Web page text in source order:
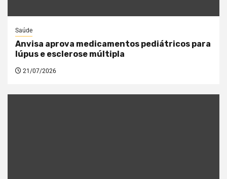
Saúde
Anvisa aprova medicamentos pediátricos para
lúpus e esclerose múltipla
21/07/2026